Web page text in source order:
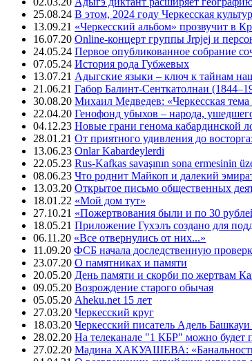
25.08.24 В этом, 2024 году Черкесская
13.09.21 «Черкесский альбом» прозвучит в
16.07.20 Online-концерт группы Jrpjej и
24.05.24 Первое опубликованное собрание
07.05.24 История рода Губжевых
13.07.21 Адыгские языки – ключ к тайнам
21.06.21 Габор Балинт-Сенткатолнаи
30.08.20 Михаил Медведев: «Черкесская
22.04.20 Генофонд убыхов – народа,
04.12.23 Новые грани генома кабардинской
28.01.21 От приятного удивления до
13.06.23 Onlar Kabardeylerdi
22.05.23 Rus-Kafkas savaşının sona ermesinin
08.06.23 Что роднит Майкоп и далекий
13.03.20 Открытое письмо общественных
18.01.22 «Мой дом тут»
27.10.21 «Пожертвования были и по 30
18.05.21 Приложение Гухэлъ создано для
06.11.20 «Все отвернулись от них...»
11.09.20 ФСБ начала доследственную
23.07.20 О памятниках и памяти
20.05.20 День памяти и скорби по жертвам
09.05.20 Возрождение старого обычая
05.05.20 Aheku.net 15 лет
27.03.20 Черкесский круг
18.03.20 Черкесский писатель Адель
28.02.20 На телеканале "1 КБР" можно будет
27.02.20 Мадина ХАКУАШЕВА: «Банальность